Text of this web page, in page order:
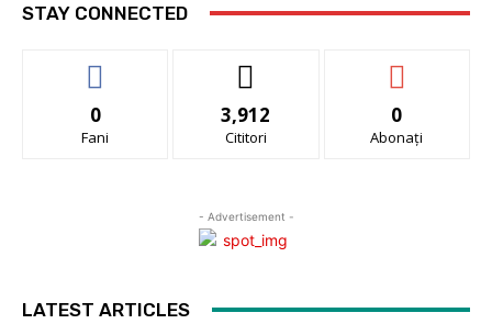
STAY CONNECTED
0
Fani
3,912
Cititori
0
Abonați
- Advertisement -
LATEST ARTICLES